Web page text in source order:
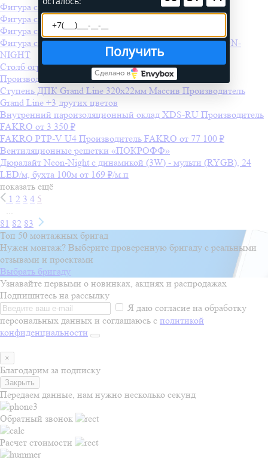
Фигура световая "2 СНЕЖИНКИ" 250х50
Фигура световая "Брызги звезд" 400х100
Фигура световая "Созвездие" 55х100
Фигура световая "Звездный фейерверк" 85*175 см NEON-
NIGHT
Столб ограждения ДПК Grand Line 3D 100х100мм
Производитель
Grand Line
Ступень ДПК Grand Line 320х22мм Массив Производитель
Grand Line +3 других цветов
Внутренний пароизоляционный оклад XDS-RU Производитель
FAKRO от 3 350 ₽
FAKRO PTP-V U4 Производитель FAKRO от 77 100 ₽
Вентиляционные решетки «ПОКРОФФ»
Дюралайт Neon-Night с динамикой (3W) - мульти (RYGB), 24
LED/м, бухта 100м от 169 ₽/м.п
показать ещё
1 2 3 4 5
...
81 82 83
Топ 50 монтажных бригад
Нужен монтаж? Выберите проверенную бригаду с реальными
отзывами и проектами
Выбрать бригаду
Узнавайте первыми о новинках, акциях и распродажах
Подпишитесь на рассылку
Я даю согласие на обработку
персональных данных и соглашаюсь с политикой
конфиденциальности
×
Благодарим за подписку
Закрыть
Передаем данные, нам нужно несколько секунд
Обратный звонок
Расчет стоимости
Получить
Сделано в